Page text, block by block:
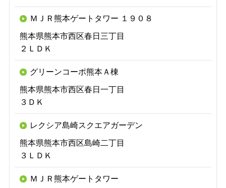
ＭＪＲ熊本ゲートタワー １９０８
熊本県熊本市西区春日三丁目
２ＬＤＫ
グリーンコーポ熊本Ａ棟
熊本県熊本市西区春日一丁目
３ＤＫ
レクシア島崎スクエアガーデン
熊本県熊本市西区島崎二丁目
３ＬＤＫ
ＭＪＲ熊本ゲートタワー